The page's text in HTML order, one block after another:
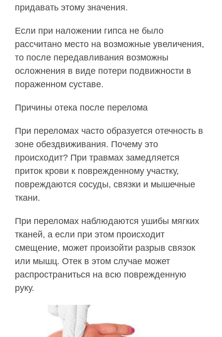
придавать этому значения.
Если при наложении гипса не было
рассчитано место на возможные увеличения,
то после передавливания возможны
осложнения в виде потери подвижности в
пораженном суставе.
Причины отека после перелома
При переломах часто образуется отечность в
зоне обездвиживания. Почему это
происходит? При травмах замедляется
приток крови к поврежденному участку,
повреждаются сосуды, связки и мышечные
ткани.
При переломах наблюдаются ушибы мягких
тканей, а если при этом происходит
смещение, может произойти разрыв связок
или мышц. Отек в этом случае может
распространиться на всю поврежденную
руку.